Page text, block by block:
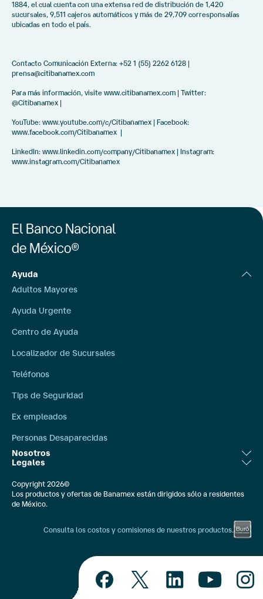
1884, el cual cuenta con una extensa red de distribución de 1,420
sucursales, 9,511 cajeros automáticos y más de 29,709 corresponsalías
ubicadas en todo el país.
Contacto Comunicación Externa: +52 1 (55) 2262 6128 |
prensa@citibanamex.com
Para más información, visite www.citibanamex.com | Twitter:
@Citibanamex |
YouTube: www.youtube.com/c/Citibanamex | Facebook:
www.facebook.com/Citibanamex |
LinkedIn: www.linkedin.com/company/Citibanamex | Instagram:
www.instagram.com/Citibanamex
El Banco Nacional
de México®
Ayuda
Adultos Mayores
Ayuda Urgente
Centro de Ayuda
Localizador de Sucursales
Teléfonos
Tips de Seguridad
Ex empleados
Personas Desaparecidas
Nosotros
Relación con Inversionistas
Bolsa de Trabajo
Comunicación Externa
Educación Financiera
Legales
Ley de Transparencia
Unidad Especializada Banamex/CONDUSEF
Copyright 2026©
Los productos y ofertas de Banamex están dirigidos sólo a residentes
de México.
Consulta los costos y comisiones de nuestros productos.